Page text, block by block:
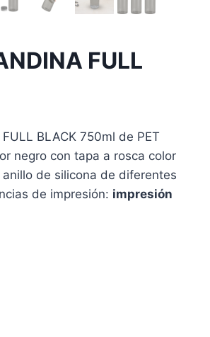
FULL
BLACK 750ml de PET
negro con tapa a rosca color
de silicona de diferentes
de impresión: impresión